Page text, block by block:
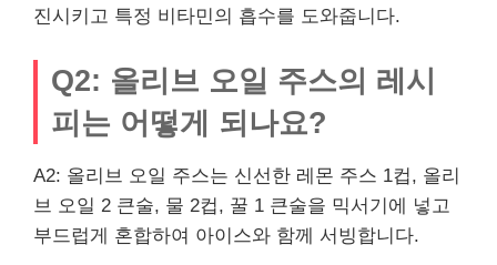
진시키고 특정 비타민의 흡수를 도와줍니다.
Q2: 올리브 오일 주스의 레시
피는 어떻게 되나요?
A2: 올리브 오일 주스는 신선한 레몬 주스 1컵, 올리
브 오일 2 큰술, 물 2컵, 꿀 1 큰술을 믹서기에 넣고
부드럽게 혼합하여 아이스와 함께 서빙합니다.